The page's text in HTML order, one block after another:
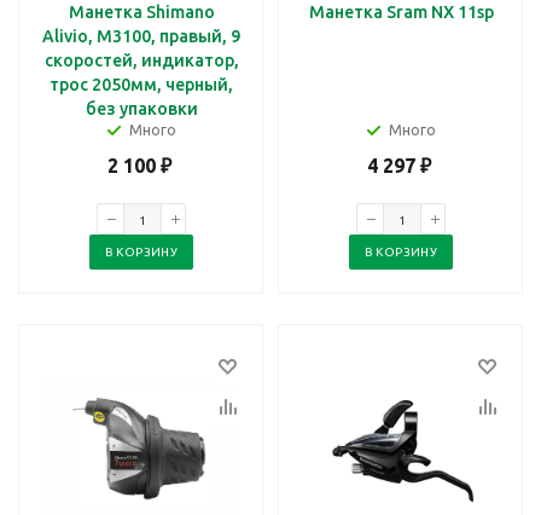
Манетка Shimano
Alivio, M3100, правый, 9
скоростей, индикатор,
трос 2050мм, черный,
без упаковки
Много
2 100₽
В КОРЗИНУ
Манетка Sram NX 11sp
Много
4 297₽
В КОРЗИНУ